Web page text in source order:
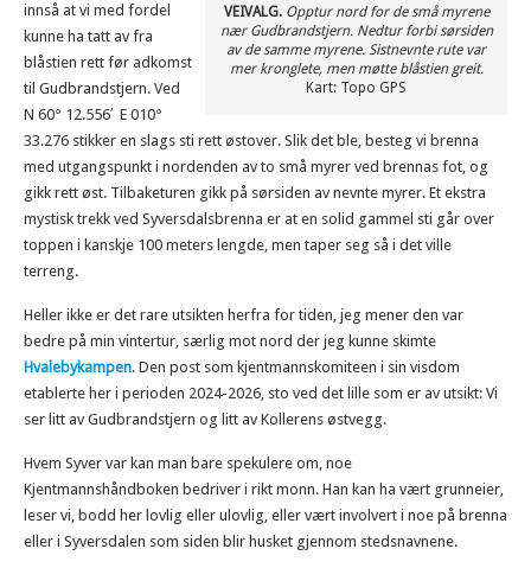
VEIVALG. Opptur nord for de små myrene
nær Gudbrandstjern. Nedtur forbi sørsiden
av de samme myrene. Sistnevnte rute var
mer kronglete, men møtte blåstien greit.
Kart: Topo GPS
innså at vi med fordel
kunne ha tatt av fra
blåstien rett før adkomst
til Gudbrandstjern. Ved
N 60° 12.556′ E 010°
33.276 stikker en slags sti rett østover. Slik det ble, besteg vi brenna
med utgangspunkt i nordenden av to små myrer ved brennas fot, og
gikk rett øst. Tilbaketuren gikk på sørsiden av nevnte myrer. Et ekstra
mystisk trekk ved Syversdalsbrenna er at en solid gammel sti går over
toppen i kanskje 100 meters lengde, men taper seg så i det ville
terreng.
Heller ikke er det rare utsikten herfra for tiden, jeg mener den var
bedre på min vintertur, særlig mot nord der jeg kunne skimte
Hvalebykampen. Den post som kjentmannskomiteen i sin visdom
etablerte her i perioden 2024-2026, sto ved det lille som er av utsikt: Vi
ser litt av Gudbrandstjern og litt av Kollerens østvegg.
Hvem Syver var kan man bare spekulere om, noe
Kjentmannshåndboken bedriver i rikt monn. Han kan ha vært grunneier,
leser vi, bodd her lovlig eller ulovlig, eller vært involvert i noe på brenna
eller i Syversdalen som siden blir husket gjennom stedsnavnene.